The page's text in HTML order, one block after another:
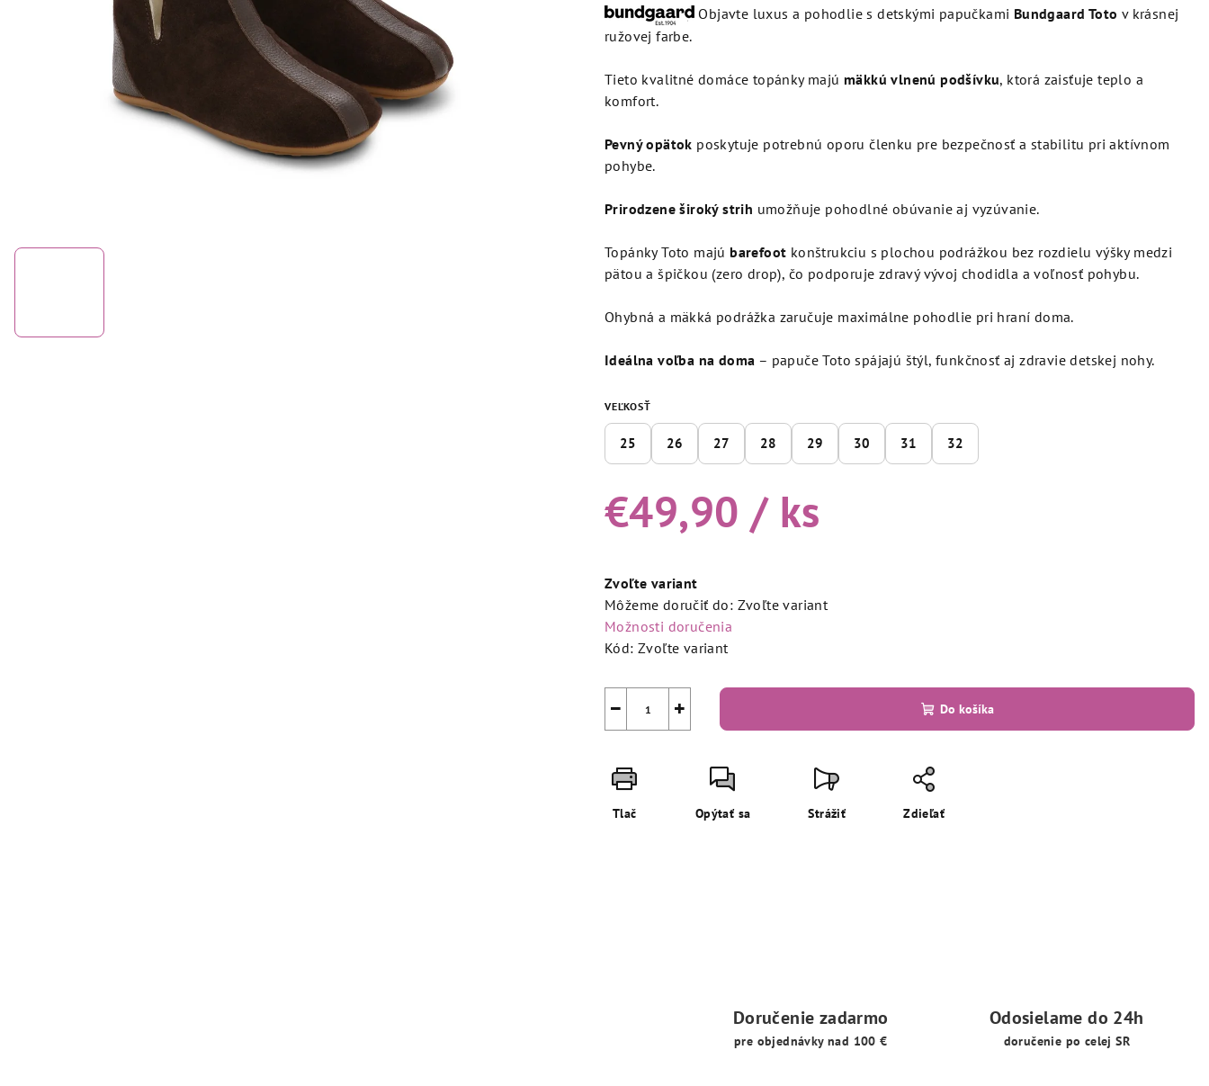
produktu
z
5
Objavte luxus a pohodlie s detskými papučkami Bundgaard Toto v krásnej
ružovej farbe.
Tieto kvalitné domáce topánky majú mäkkú vlnenú podšívku, ktorá zaisťuje teplo a
komfort.
Pevný opätok poskytuje potrebnú oporu členku pre bezpečnosť a stabilitu pri aktívnom
pohybe.
Prirodzene široký strih umožňuje pohodlné obúvanie aj vyzúvanie.
Topánky Toto majú barefoot konštrukciu s plochou podrážkou bez rozdielu výšky medzi
pätou a špičkou (zero drop), čo podporuje zdravý vývoj chodidla a voľnosť pohybu.
Ohybná a mäkká podrážka zaručuje maximálne pohodlie pri hraní doma.
Ideálna voľba na doma – papuče Toto spájajú štýl, funkčnosť aj zdravie detskej nohy.
VEĽKOSŤ
25 26 27 28 29 30 31 32
€49,90 / ks
cena:
Zvoľte variant
Môžeme doručiť do: Zvoľte variant
Možnosti doručenia
Kód: Zvoľte variant
+
− Do košíka
Tlač Opýtať sa Strážiť Zdieľať
Doručenie zadarmo
pre objednávky nad 100 €
Odosielame do 24h
doručenie po celej SR